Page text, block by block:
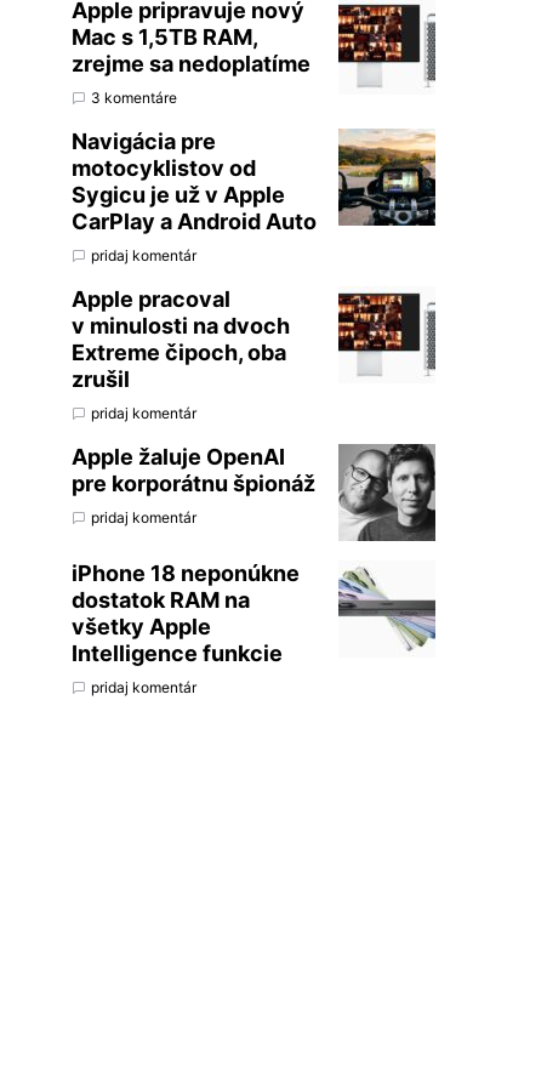
Apple pripravuje nový
Mac s 1,5TB RAM,
zrejme sa nedoplatíme
3 komentáre
Navigácia pre
motocyklistov od
Sygicu je už v Apple
CarPlay a Android Auto
pridaj komentár
Apple pracoval
v minulosti na dvoch
Extreme čipoch, oba
zrušil
pridaj komentár
Apple žaluje OpenAI
pre korporátnu špionáž
pridaj komentár
iPhone 18 neponúkne
dostatok RAM na
všetky Apple
Intelligence funkcie
pridaj komentár